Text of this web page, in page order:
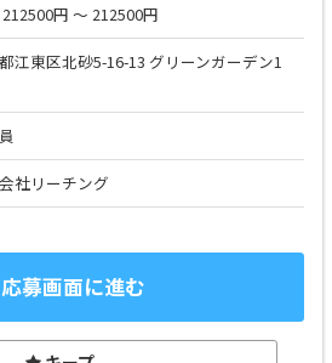
円 ～ 212500円
江東区北砂5-16-13 グリーンガーデン1
社リーチング
応募画面に進む